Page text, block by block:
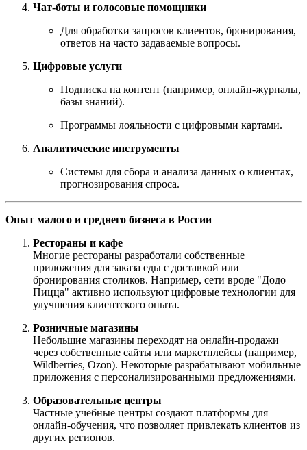
Чат-боты и голосовые помощники
Для обработки запросов клиентов, бронирования,
ответов на часто задаваемые вопросы.
Цифровые услуги
Подписка на контент (например, онлайн-журналы,
базы знаний).
Программы лояльности с цифровыми картами.
Аналитические инструменты
Системы для сбора и анализа данных о клиентах,
прогнозирования спроса.
Опыт малого и среднего бизнеса в России
Рестораны и кафе
Многие рестораны разработали собственные
приложения для заказа еды с доставкой или
бронирования столиков. Например, сети вроде "Додо
Пицца" активно используют цифровые технологии для
улучшения клиентского опыта.
Розничные магазины
Небольшие магазины переходят на онлайн-продажи
через собственные сайты или маркетплейсы (например,
Wildberries, Ozon). Некоторые разрабатывают мобильные
приложения с персонализированными предложениями.
Образовательные центры
Частные учебные центры создают платформы для
онлайн-обучения, что позволяет привлекать клиентов из
других регионов.